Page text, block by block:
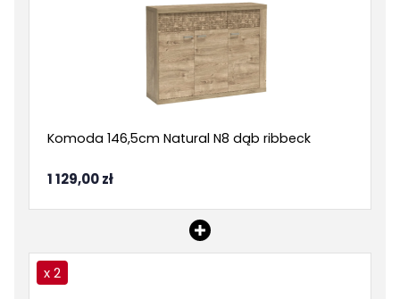
do samodzielnego montażu
boho
Kategoria: Szafki nocne
Kolor / wzór :
Komoda 146,5cm Natural N8 dąb ribbeck
1 129,00 zł
x 2